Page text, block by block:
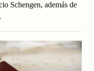
Schengen, además de